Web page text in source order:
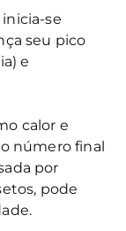
se
seu pico
e
calor e
número final
por
pode